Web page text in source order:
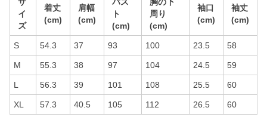
イ
ズ
着丈
(cm)
肩幅
(cm)
ト
(cm)
周り
(cm)
袖口
(cm)
袖丈
(cm)
S 54.3 37 93 100 23.5 58
M 55.3 38 97 104 24.5 59
L 56.3 39 101 108 25.5 60
XL 57.3 40.5 105 112 26.5 60